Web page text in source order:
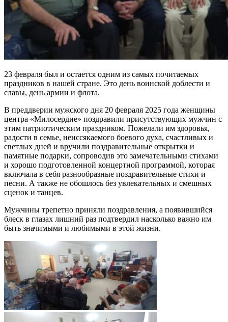
23 февраля был и остается одним из самых почитаемых
праздников в нашей стране. Это день воинской доблести и
славы, день армии и флота.
В преддверии мужского дня 20 февраля 2025 года женщины
центра «Милосердие» поздравили присутствующих мужчин с
этим патриотическим праздником. Пожелали им здоровья,
радости в семье, неиссякаемого боевого духа, счастливых и
светлых дней и вручили поздравительные открытки и
памятные подарки, сопроводив это замечательными стихами
и хорошо подготовленной концертной программой, которая
включала в себя разнообразные поздравительные стихи и
песни. А также не обошлось без увлекательных и смешных
сценок и танцев.
Мужчины трепетно приняли поздравления, а появившийся
блеск в глазах лишний раз подтвердил насколько важно им
быть значимыми и любимыми в этой жизни.